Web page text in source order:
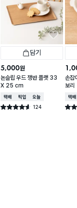
담기
5,000원
논슬립 우드 쟁반 플랫 33
X 25 cm
택배배송매장픽업오늘배송
별점 4.6점 124
건 작성
손잡
보리
택배
별점